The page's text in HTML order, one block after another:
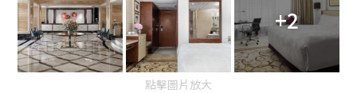
+2
點擊圖片放大